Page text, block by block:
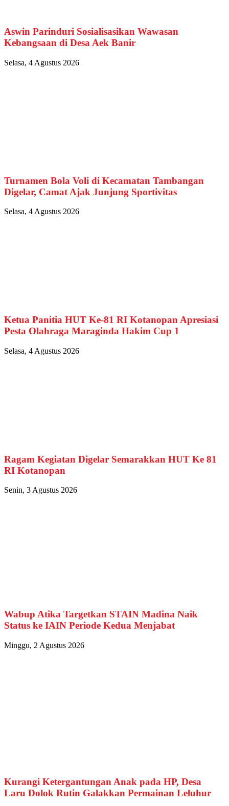
Aswin Parinduri Sosialisasikan Wawasan
Kebangsaan di Desa Aek Banir
Selasa, 4 Agustus 2026
Turnamen Bola Voli di Kecamatan Tambangan
Digelar, Camat Ajak Junjung Sportivitas
Selasa, 4 Agustus 2026
Ketua Panitia HUT Ke-81 RI Kotanopan Apresiasi
Pesta Olahraga Maraginda Hakim Cup 1
Selasa, 4 Agustus 2026
Ragam Kegiatan Digelar Semarakkan HUT Ke 81
RI Kotanopan
Senin, 3 Agustus 2026
Wabup Atika Targetkan STAIN Madina Naik
Status ke IAIN Periode Kedua Menjabat
Minggu, 2 Agustus 2026
Kurangi Ketergantungan Anak pada HP, Desa
Laru Dolok Rutin Galakkan Permainan Leluhur